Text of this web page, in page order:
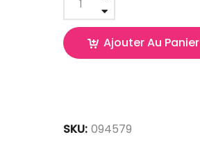
Ajouter Au Panier
SKU: 094579